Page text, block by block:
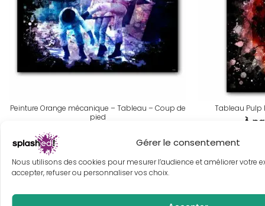
Gérer le consentement
Nous utilisons des cookies pour mesurer l’audience et améliorer votre
accepter, refuser ou personnaliser vos choix.
Peinture Orange mécanique – Tableau – Coup de
pied
Tableau Pulp
À